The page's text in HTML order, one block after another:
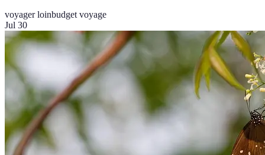
voyager loinbudget voyage
Jul 30